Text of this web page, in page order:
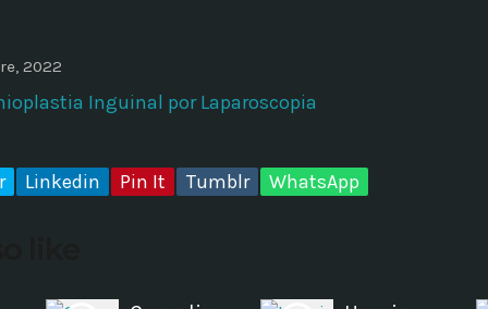
2022
Inguinal por Laparoscopia
Linkedin Pin It Tumblr WhatsApp